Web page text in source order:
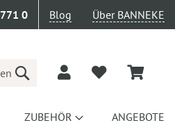
0 Blog Über BANNEKE
Suche
ZUBEHÖR ANGEBOTE